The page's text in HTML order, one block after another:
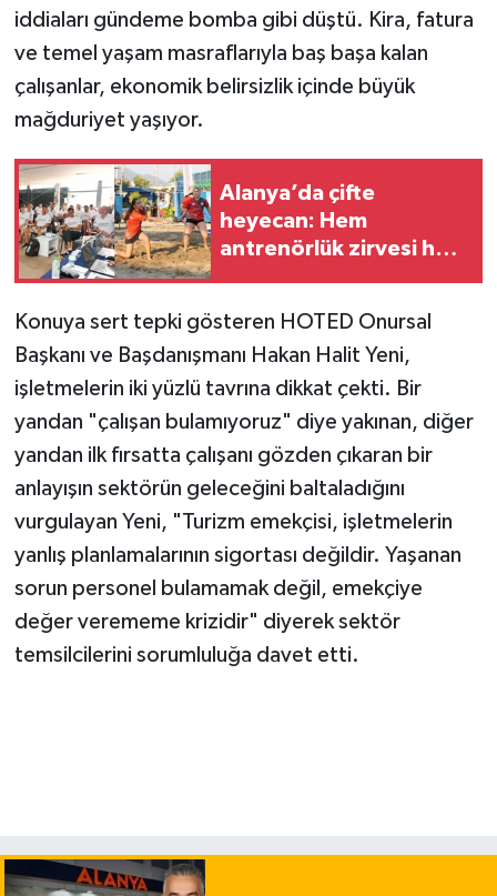
iddiaları gündeme bomba gibi düştü. Kira, fatura
ve temel yaşam masraflarıyla baş başa kalan
çalışanlar, ekonomik belirsizlik içinde büyük
mağduriyet yaşıyor.
Alanya’da çifte
heyecan: Hem
antrenörlük zirvesi hem
Konuya sert tepki gösteren HOTED Onursal
Başkanı ve Başdanışmanı Hakan Halit Yeni,
işletmelerin iki yüzlü tavrına dikkat çekti. Bir
yandan "çalışan bulamıyoruz" diye yakınan, diğer
yandan ilk fırsatta çalışanı gözden çıkaran bir
anlayışın sektörün geleceğini baltaladığını
vurgulayan Yeni, "Turizm emekçisi, işletmelerin
yanlış planlamalarının sigortası değildir. Yaşanan
sorun personel bulamamak değil, emekçiye
değer verememe krizidir" diyerek sektör
temsilcilerini sorumluluğa davet etti.